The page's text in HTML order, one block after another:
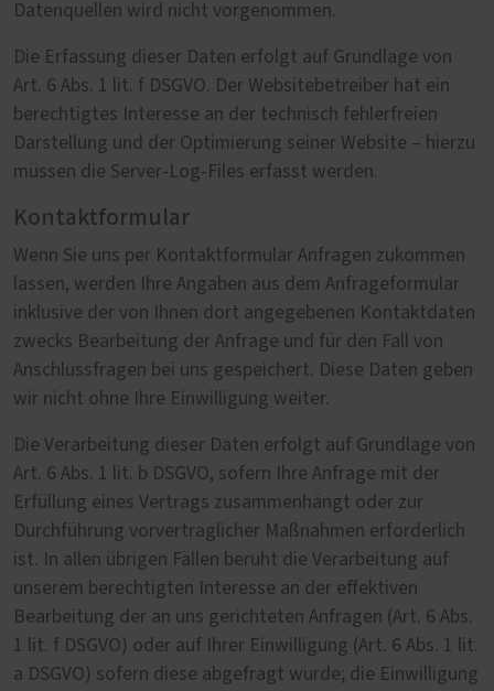
Datenquellen wird nicht vorgenommen.
Die Erfassung dieser Daten erfolgt auf Grundlage von
Art. 6 Abs. 1 lit. f DSGVO. Der Websitebetreiber hat ein
berechtigtes Interesse an der technisch fehlerfreien
Darstellung und der Optimierung seiner Website – hierzu
müssen die Server-Log-Files erfasst werden.
Kontaktformular
Wenn Sie uns per Kontaktformular Anfragen zukommen
lassen, werden Ihre Angaben aus dem Anfrageformular
inklusive der von Ihnen dort angegebenen Kontaktdaten
zwecks Bearbeitung der Anfrage und für den Fall von
Anschlussfragen bei uns gespeichert. Diese Daten geben
wir nicht ohne Ihre Einwilligung weiter.
Die Verarbeitung dieser Daten erfolgt auf Grundlage von
Art. 6 Abs. 1 lit. b DSGVO, sofern Ihre Anfrage mit der
Erfüllung eines Vertrags zusammenhängt oder zur
Durchführung vorvertraglicher Maßnahmen erforderlich
ist. In allen übrigen Fällen beruht die Verarbeitung auf
unserem berechtigten Interesse an der effektiven
Bearbeitung der an uns gerichteten Anfragen (Art. 6 Abs.
1 lit. f DSGVO) oder auf Ihrer Einwilligung (Art. 6 Abs. 1 lit.
a DSGVO) sofern diese abgefragt wurde; die Einwilligung